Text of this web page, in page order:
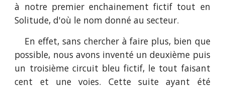
à notre premier enchainement fictif tout en
Solitude, d'où le nom donné au secteur.
En effet, sans chercher à faire plus, bien que
possible, nous avons inventé un deuxième puis
un troisième circuit bleu fictif, le tout faisant
cent et une voies. Cette suite ayant été